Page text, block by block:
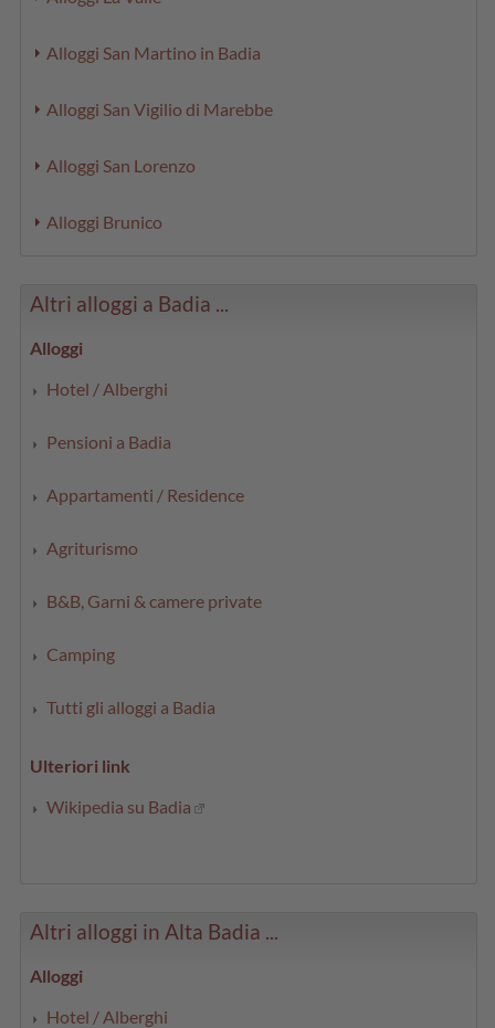
Alloggi San Martino in Badia
Alloggi San Vigilio di Marebbe
Alloggi San Lorenzo
Alloggi Brunico
Altri alloggi a Badia ...
Alloggi
Hotel / Alberghi
Pensioni a Badia
Appartamenti / Residence
Agriturismo
B&B, Garni & camere private
Camping
Tutti gli alloggi a Badia
Ulteriori link
Wikipedia su Badia
Altri alloggi in Alta Badia ...
Alloggi
Hotel / Alberghi